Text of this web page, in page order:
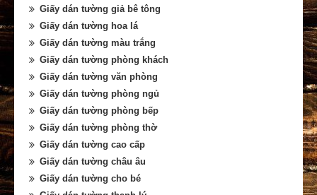
Giấy dán tường giả bê tông
Giấy dán tường hoa lá
Giấy dán tường màu trắng
Giấy dán tường phòng khách
Giấy dán tường văn phòng
Giấy dán tường phòng ngủ
Giấy dán tường phòng bếp
Giấy dán tường phòng thờ
Giấy dán tường cao cấp
Giấy dán tường châu âu
Giấy dán tường cho bé